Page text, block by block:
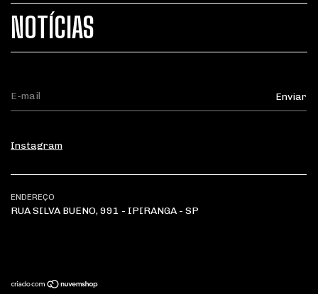
NOTÍCIAS
Instagram
ENDEREÇO
RUA SILVA BUENO, 991 - IPIRANGA - SP